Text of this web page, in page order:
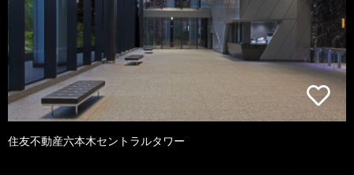
住友不動産六本木セントラルタワー